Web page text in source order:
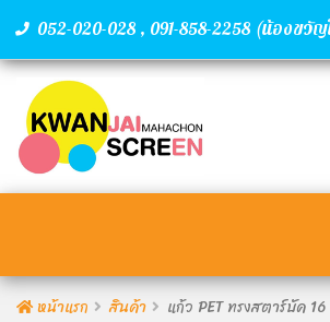
052-020-028 , 091-858-2258 (น้องขวัญ
หน้าแรก สินค้า แก้ว PET ทรงสตาร์บัค